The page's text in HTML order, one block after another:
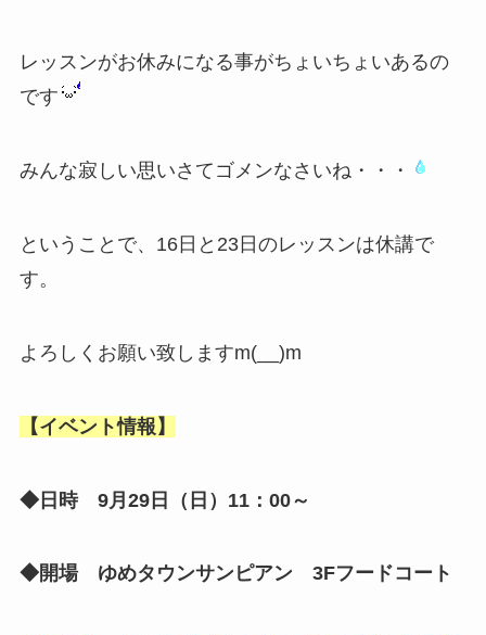
レッスンがお休みになる事がちょいちょいあるの
です
みんな寂しい思いさてゴメンなさいね・・・
ということで、16日と23日のレッスンは休講で
す。
よろしくお願い致しますm(__)m
【イベント情報】
◆日時 9月29日（日）11：00～
◆開場 ゆめタウンサンピアン 3Fフードコート